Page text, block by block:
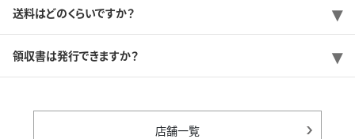
送料はどのくらいですか？
領収書は発行できますか？
店舗一覧